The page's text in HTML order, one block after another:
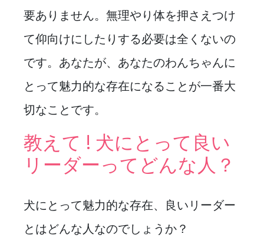
要ありません。無理やり体を押さえつけ
て仰向けにしたりする必要は全くないの
です。あなたが、あなたのわんちゃんに
とって魅力的な存在になることが一番大
切なことです。
教えて ! 犬にとって良い
リーダーってどんな人？
犬にとって魅力的な存在、良いリーダー
とはどんな人なのでしょうか？